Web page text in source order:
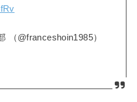
（@franceshoin1985）